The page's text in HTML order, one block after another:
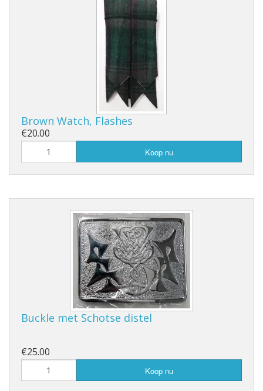
Brown Watch, Flashes
€20.00
Koop nu
Buckle met Schotse distel
€25.00
Koop nu